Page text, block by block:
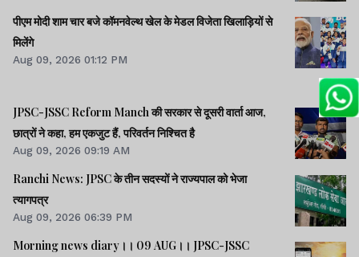
पीएम मोदी शाम चार बजे कॉमनवेल्थ खेल के मेडल विजेता खिलाड़ियों से
मिलेंगे
Aug 09, 2026 01:12 PM
JPSC-JSSC Reform Manch की सरकार से दूसरी वार्ता आज,
छात्रों ने कहा, हम एकजुट हैं, परिवर्तन निश्चित है
Aug 09, 2026 09:19 AM
Ranchi News: JPSC के तीन सदस्यों ने राज्यपाल को भेजा
त्यागपत्र
Aug 09, 2026 06:39 PM
Morning news diary।। 09 AUG।। JPSC-JSSC